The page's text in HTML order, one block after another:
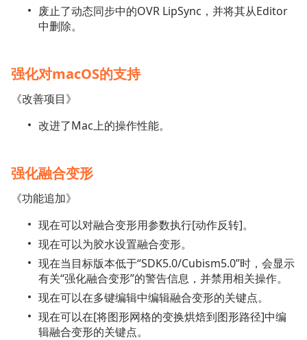
废止了动态同步中的OVR LipSync，并将其从Editor
中删除。
强化对macOS的支持
《改善项目》
改进了Mac上的操作性能。
强化融合变形
《功能追加》
现在可以对融合变形用参数执行[动作反转]。
现在可以为胶水设置融合变形。
现在当目标版本低于“SDK5.0/Cubism5.0”时，会显示
有关“强化融合变形”的警告信息，并禁用相关操作。
现在可以在多键编辑中编辑融合变形的关键点。
现在可以在[将图形网格的变换烘焙到图形路径]中编
辑融合变形的关键点。